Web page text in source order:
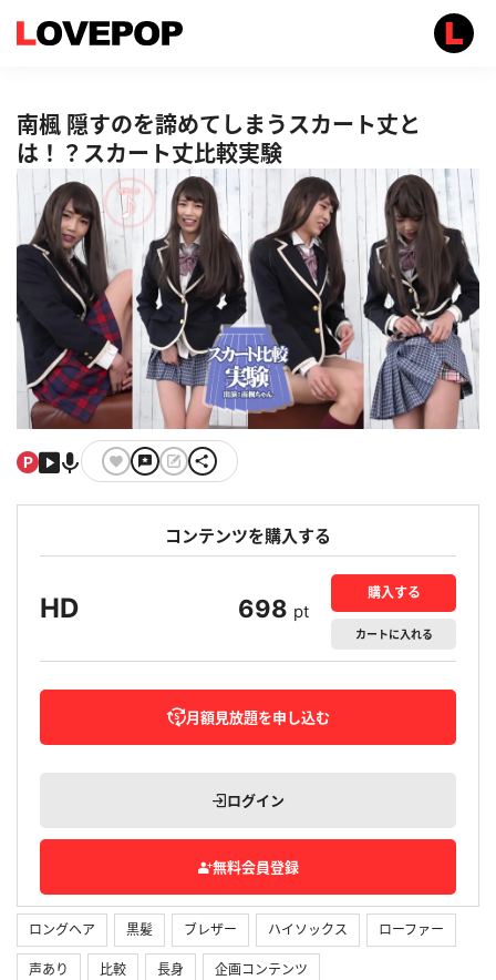
南楓 隠すのを諦めてしまうスカート丈と
は！？スカート丈比較実験
ロングヘア 黒髪 ブレザー ハイソックス ローファー
声あり 比較 長身 企画コンテンツ
コンテンツを購入する
HD 698 pt
購入する
カートに入れる
月額見放題を申し込む
ログイン
無料会員登録